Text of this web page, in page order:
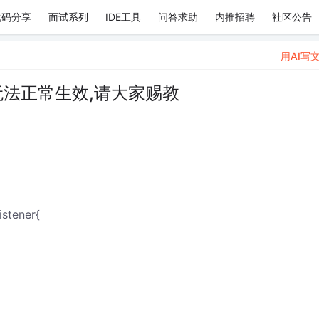
分享 面试系列 IDE工具 问答求助 内推招聘 社区公告
正常生效,请大家赐教
用AI写